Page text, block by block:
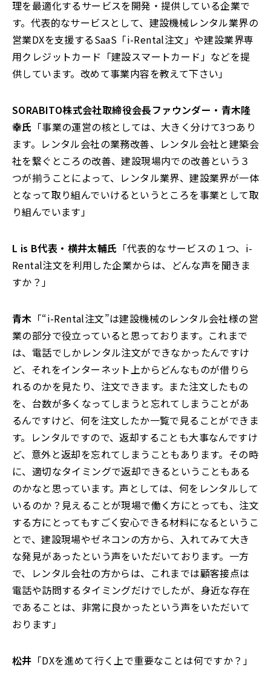
理を最適化するサービスを開発・提供している企業で
す。代表的なサービスとして、建設機械レンタル業界の
営業DXを支援するSaaS「i-Rental注文」や建設業界専
用クレジットカード「建設スマートカード」などを提
供しています。改めて事業内容を教えて下さい」
SORABITO株式会社取締役会長ファウンダー・青木隆
幸氏 「事業の運営の核としては、大きく分けて3つあり
ます。レンタル会社の業務改善、レンタル会社と建築会
社を繋ぐところの改善、建設現場内での改善という３
つが揃うことによって、レンタル業界、建設業界が一体
となって取り組んでいけるというところを事業として取
り組んでいます」
L is B代表・横井太輔氏 「代表的なサービスの１つ、i-
Rental注文を利用した企業からは、どんな声を聞きま
すか？」
青木 「“i-Rental注文”は建設機械のレンタル会社様の営
業の部分で役立っていると思っております。これまで
は、電話でしかレンタル注文ができなかったんですけ
ど、それをインターネット上からどんなものが借りら
れるのかを見たり、注文できます。また注文したもの
を、台数が多くなってしまうと忘れてしまうことがあ
るんですけど、何を注文したか一覧で見ることができま
す。レンタルですので、返却することも大事なんですけ
ど、意外と返却を忘れてしまうこともあります。その時
に、適切なタイミングで返却できるということもある
のかなと思っています。声としては、何をレンタルして
いるのか？見えることが現場で働く方にとっても、注文
する方にとってもすごく安心できる材料になるというこ
とで、建設現場やゼネコンの方から、入れてみて大き
な発見があったという声をいただいております。一方
で、レンタル会社の方からは、これまでは顧客接点は
電話や訪問するタイミングだけでしたが、身近な存在
であることは、非常に良かったという声をいただいて
おります」
松井 「DXを進めて行く上で重要なことは何ですか？」